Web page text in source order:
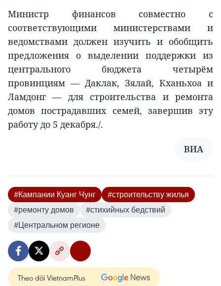
Министр финансов совместно с
соответствующими министерствами и
ведомствами должен изучить и обобщить
предложения о выделении поддержки из
центрального бюджета четырём
провинциям — Даклак, Зялай, Кханьхоа и
Ламдонг — для строительства и ремонта
домов пострадавших семей, завершив эту
работу до 5 декабря./.
ВИА
#Кампании Куанг Чунг
#строительству жилья
#ремонту домов
#стихийных бедствий
#Центральном регионе
Theo dõi VietnamPlus